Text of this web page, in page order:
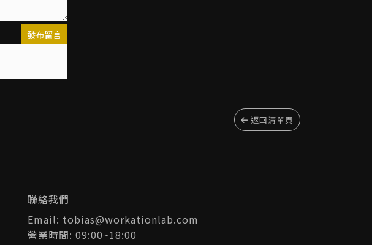
發布留言
返回清單頁
聯絡我們
Email: tobias@workationlab.com
營業時間: 09:00~18:00